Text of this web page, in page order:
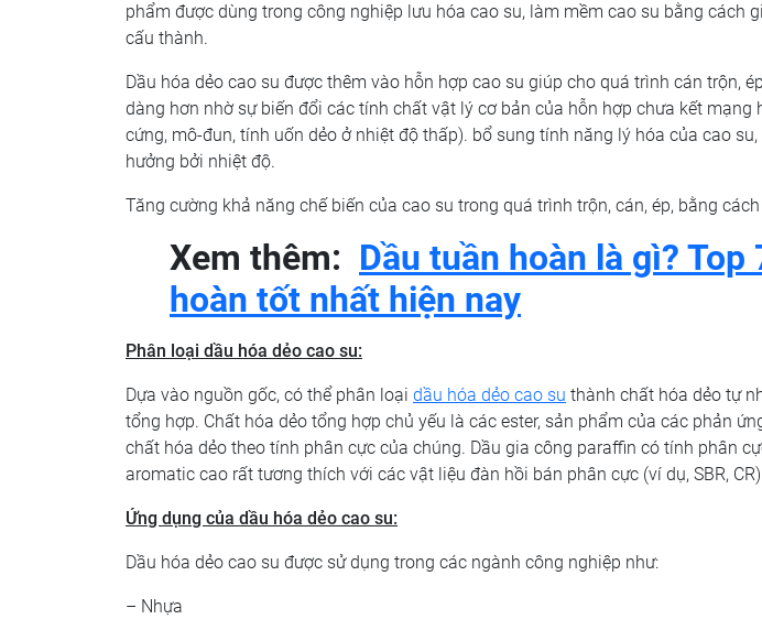
phẩm được dùng trong công nghiệp lưu hóa cao su, làm mềm cao su bằng cách
cấu thành.
Dầu hóa dẻo cao su được thêm vào hỗn hợp cao su giúp cho quá trình cán trộn,
dàng hơn nhờ sự biến đổi các tính chất vật lý cơ bản của hỗn hợp chưa kết mạng
cứng, mô-đun, tính uốn dẻo ở nhiệt độ thấp). bổ sung tính năng lý hóa của cao
hưởng bởi nhiệt độ.
Tăng cường khả năng chế biến của cao su trong quá trình trộn, cán, ép, bằng
Xem thêm: Dầu tuần hoàn là gì? Top
hoàn tốt nhất hiện nay
Phân loại dầu hóa dẻo cao su:
Dựa vào nguồn gốc, có thể phân loại dầu hóa dẻo cao su thành chất hóa dẻo tự
tổng hợp. Chất hóa dẻo tổng hợp chủ yếu là các ester, sản phẩm của các phản
chất hóa dẻo theo tính phân cực của chúng. Dầu gia công paraffin có tính phân
aromatic cao rất tương thích với các vật liệu đàn hồi bán phân cực (ví dụ, SBR,
Ứng dụng của dầu hóa dẻo cao su:
Dầu hóa dẻo cao su được sử dụng trong các ngành công nghiệp như:
– Nhựa